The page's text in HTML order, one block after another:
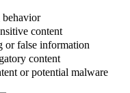
behavior
content
or false information
content
or potential malware